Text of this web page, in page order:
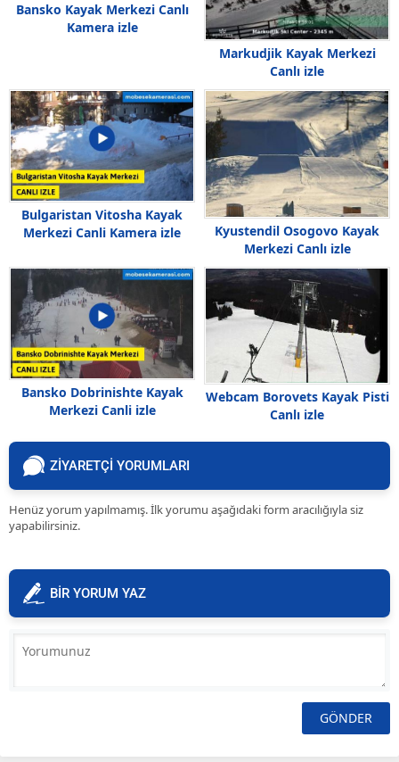
Bansko Kayak Merkezi Canlı
Kamera izle
Markudjik Kayak Merkezi
Canlı izle
Bulgaristan Vitosha Kayak
Merkezi Canli Kamera izle
Kyustendil Osogovo Kayak
Merkezi Canlı izle
Bansko Dobrinishte Kayak
Merkezi Canli izle
Webcam Borovets Kayak Pisti
Canlı izle
ZİYARETÇİ YORUMLARI
Henüz yorum yapılmamış. İlk yorumu aşağıdaki form aracılığıyla siz
yapabilirsiniz.
BİR YORUM YAZ